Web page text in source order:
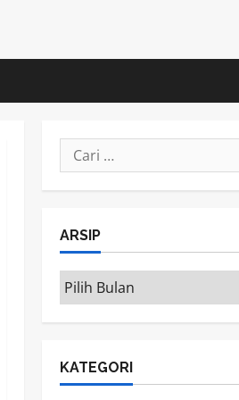
Cari
untuk:
ARSIP
ARSIP
KATEGORI